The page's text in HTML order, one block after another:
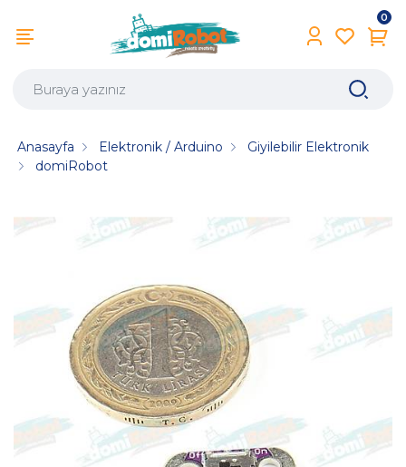
0
Anasayfa Elektronik / Arduino
Giyilebilir Elektronik
domiRobot